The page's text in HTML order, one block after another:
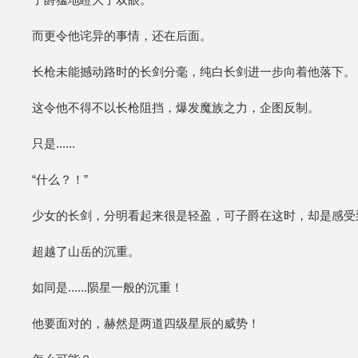
而更令他诧异的事情，还在后面。
长枪未能撼动路时的长剑分毫，纯白长剑进一步向着他落下。
这令他不得不以长枪阻挡，爆发魔族之力，企图反制。
只是......
“什么？！”
少女的长剑，分明看起来很是轻盈，可子爵在这时，却是感受
超越了山岳的沉重。
如同是......陨星一般的沉重！
他要面对的，赫然是两道四级星辰的威势！